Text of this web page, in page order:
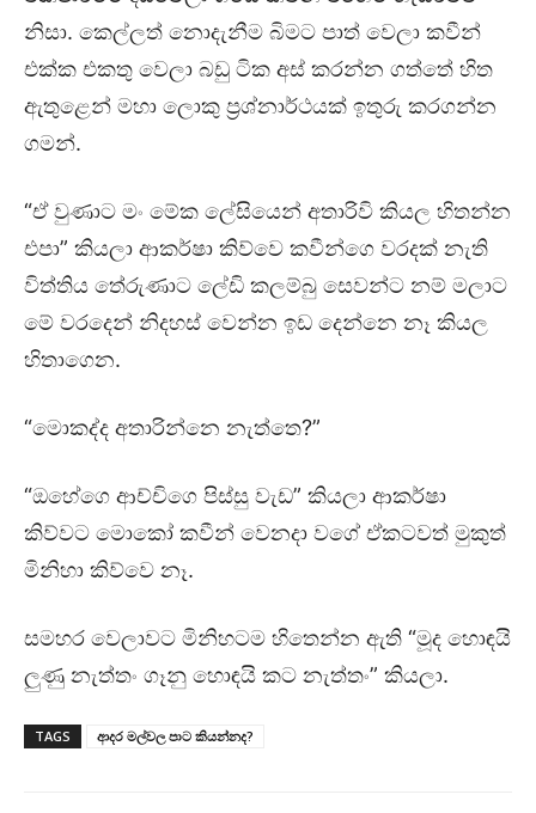
නිසා. කෙල්ලත් නොදැනීම බිමට පාත් වෙලා කවීන්
එක්ක එකතු වෙලා බඩු ටික අස් කරන්න ගත්තේ හිත
ඇතුළෙන් මහා ලොකු ප්‍රශ්නාර්ථයක් ඉතුරු කරගන්න
ගමන්.
“ඒ වුණාට මං මේක ලේසියෙන් අතාරිවි කියල හිතන්න
එපා” කියලා ආකර්ෂා කිව්වෙ කවීන්ගෙ වරදක් නැති
විත්තිය තේරුණාට ලේඩි කලම්බු සෙවන්ට නම් මලාට
මේ වරදෙන් නිදහස් වෙන්න ඉඩ දෙන්නෙ නෑ කියල
හිතාගෙන.
“මොකද්ද අතාරින්නෙ නැත්තෙ?”
“ඔහේගෙ ආච්චිගෙ පිස්සු වැඩ” කියලා ආකර්ෂා
කිව්වට මොකෝ කවීන් වෙනදා වගේ ඒකටවත් මුකුත්
මිනිහා කිව්වෙ නෑ.
සමහර වෙලාවට මිනිහටම හිතෙන්න ඇති “මූද හොඳයි
ලුණු නැත්තං ගෑනු හොඳයි කට නැත්තං” කියලා.
TAGS ආදර මල්වල පාට කියන්නද?